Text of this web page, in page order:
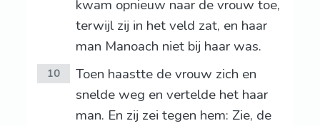
kwam opnieuw naar de vrouw toe,
terwijl zij in het veld zat, en haar
man Manoach niet bij haar was.
10
Toen haastte de vrouw zich en
snelde weg en vertelde het haar
man. En zij zei tegen hem: Zie, de